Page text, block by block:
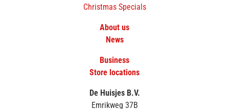
Christmas Specials
About us
News
Business
Store locations
De Huisjes B.V.
Emrikweg 37B